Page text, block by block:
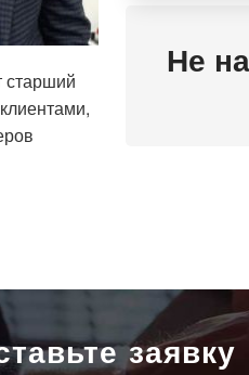
старший
Не
заявку